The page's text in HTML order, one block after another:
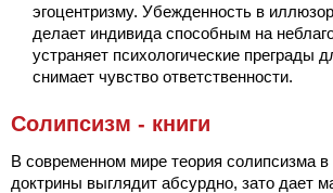
эгоцентризму. Убежденность в
делает индивида способным на
устраняет психологические преграды
снимает чувство ответственности.
Солипсизм - книги
В современном мире теория солипсизма в
доктрины выглядит абсурдно, зато дает